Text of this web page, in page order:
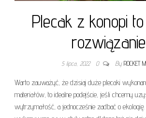
Plecak z konopi
rozwiązanie
5 lipca, 2022 0 By ROCKET
Warto zauważyć, że dzisiaj duże plecaki
materiałów, to idealne podejście, jeśli chcemy
wytrzymałość, a jednocześnie zadbać o